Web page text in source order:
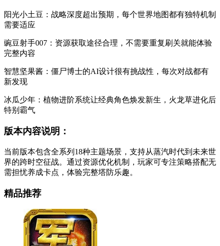
阳光小土豆：战略深度超出预期，每个世界地图都有独特机制
需要适应
豌豆射手007：资源获取途径合理，不需要重复刷关就能体验
完整内容
智慧坚果酱：僵尸博士的AI设计很有挑战性，每次对战都有
新发现
冰瓜少年：植物进阶系统让经典角色焕发新生，火龙草进化后
特别霸气
版本内容说明：
当前版本包含全系列18种主题场景，支持从蒸汽时代到未来世
界的跨时空征战。通过资源优化机制，玩家可专注策略搭配无
需担忧养成卡点，体验完整塔防乐趣。
精品推荐